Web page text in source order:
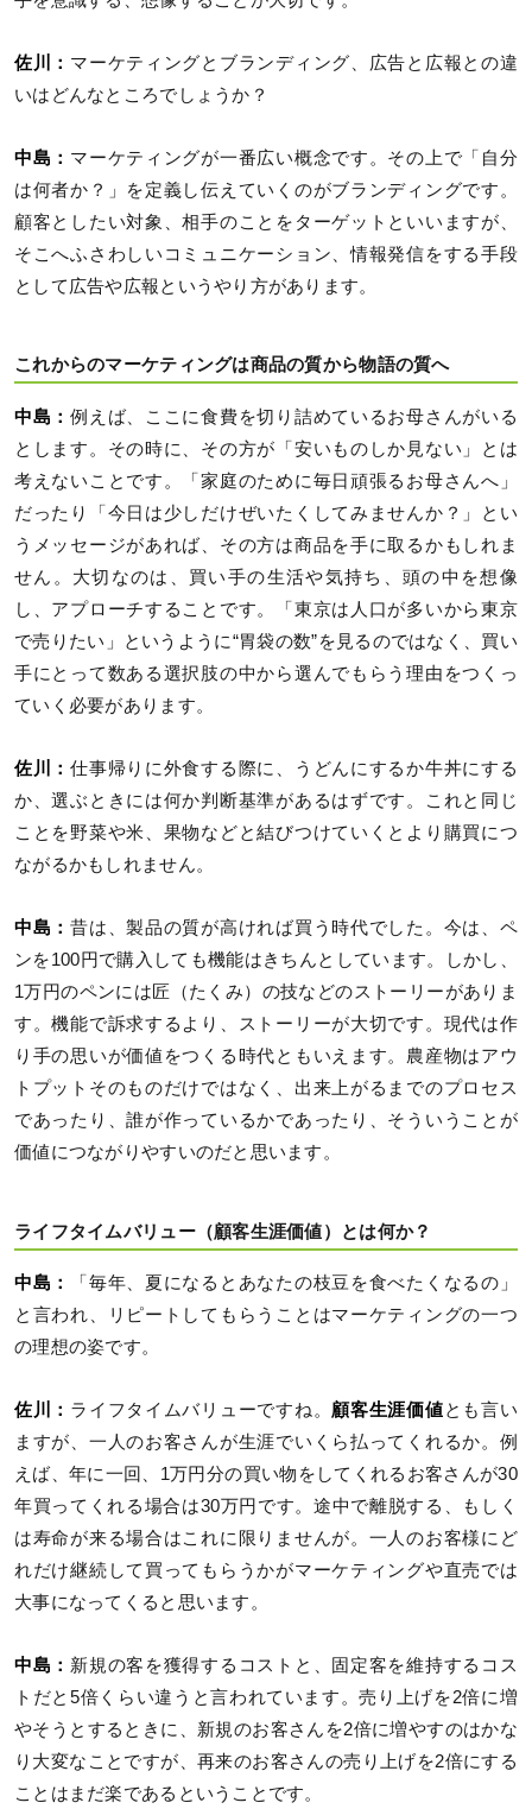
佐川： マーケティングとブランディング、広告と広報との違
いはどんなところでしょうか？
中島： マーケティングが一番広い概念です。その上で「自分
は何者か？」を定義し伝えていくのがブランディングです。
顧客としたい対象、相手のことをターゲットといいますが、
そこへふさわしいコミュニケーション、情報発信をする手段
として広告や広報というやり方があります。
これからのマーケティングは商品の質から物語の質へ
中島：例えば、ここに食費を切り詰めているお母さんがいる
とします。その時に、その方が「安いものしか見ない」とは
考えないことです。「家庭のために毎日頑張るお母さんへ」
だったり「今日は少しだけぜいたくしてみませんか？」とい
うメッセージがあれば、その方は商品を手に取るかもしれま
せん。大切なのは、買い手の生活や気持ち、頭の中を想像
し、アプローチすることです。「東京は人口が多いから東京
で売りたい」というように“胃袋の数”を見るのではなく、買い
手にとって数ある選択肢の中から選んでもらう理由をつくっ
ていく必要があります。
佐川：仕事帰りに外食する際に、うどんにするか牛丼にする
か、選ぶときには何か判断基準があるはずです。これと同じ
ことを野菜や米、果物などと結びつけていくとより購買につ
ながるかもしれません。
中島：昔は、製品の質が高ければ買う時代でした。今は、ペ
ンを100円で購入しても機能はきちんとしています。しかし、
1万円のペンには匠（たくみ）の技などのストーリーがありま
す。機能で訴求するより、ストーリーが大切です。現代は作
り手の思いが価値をつくる時代ともいえます。農産物はアウ
トプットそのものだけではなく、出来上がるまでのプロセス
であったり、誰が作っているかであったり、そういうことが
価値につながりやすいのだと思います。
ライフタイムバリュー（顧客生涯価値）とは何か？
中島：
「毎年、夏になるとあなたの枝豆を食べたくなるの」
と言われ、リピートしてもらうことはマーケティングの一つ
の理想の姿です。
佐川： ライフタイムバリューですね。顧客生涯価値とも言い
ますが、一人のお客さんが生涯でいくら払ってくれるか。例
えば、年に一回、1万円分の買い物をしてくれるお客さんが30
年買ってくれる場合は30万円です。途中で離脱する、もしく
は寿命が来る場合はこれに限りませんが。一人のお客様にど
れだけ継続して買ってもらうかがマーケティングや直売では
大事になってくると思います。
中島： 新規の客を獲得するコストと、固定客を維持するコス
トだと5倍くらい違うと言われています。売り上げを2倍に増
やそうとするときに、新規のお客さんを2倍に増やすのはかな
り大変なことですが、再来のお客さんの売り上げを2倍にする
ことはまだ楽であるということです。